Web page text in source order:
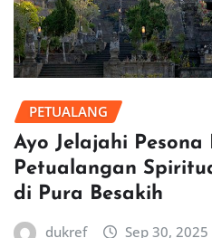
PETUALANG
Ayo Jelajahi
Petualangan
di Pura Besakih
dukref Sep 30, 2025